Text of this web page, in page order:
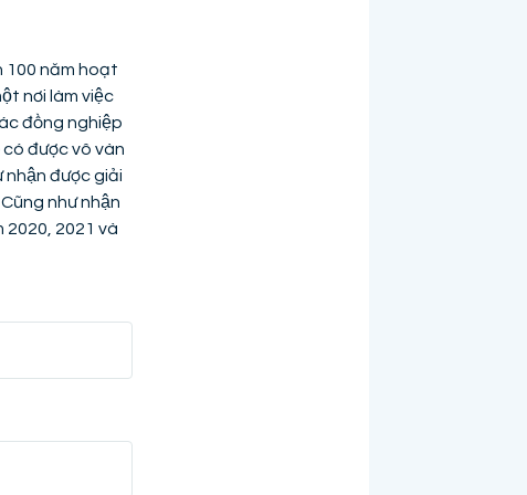
100 năm hoạt
nơi làm việc
đồng nghiệp
được vô vàn
nhận được giải
như nhận
2020, 2021 và